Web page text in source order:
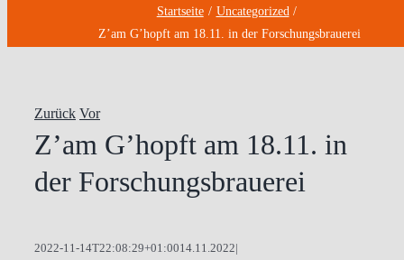
Startseite
Uncategorized
Z’am G’hopft am 18.11. in der Forschungsbrauerei
Zurück Vor
Z’am G’hopft am 18.11. in
der Forschungsbrauerei
2022-11-14T22:08:29+01:0014.11.2022|